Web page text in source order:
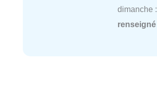
dimanche :
renseigné